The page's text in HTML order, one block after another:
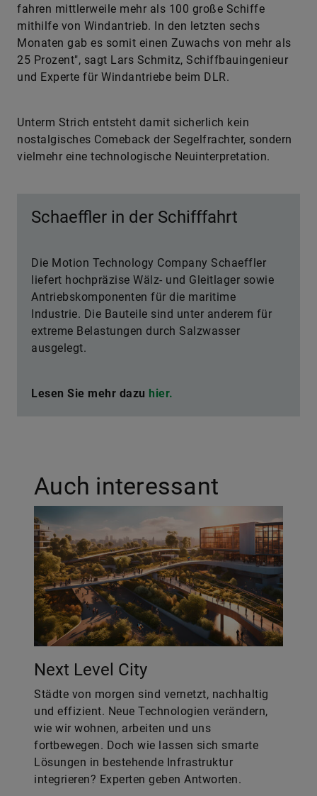
fahren mittlerweile mehr als 100 große Schiffe
mithilfe von Windantrieb. In den letzten sechs
Monaten gab es somit einen Zuwachs von mehr als
25 Prozent", sagt Lars Schmitz, Schiffbauingenieur
und Experte für Windantriebe beim DLR.
Unterm Strich entsteht damit sicherlich kein
nostalgisches Comeback der Segelfrachter, sondern
vielmehr eine technologische Neuinterpretation.
Schaeffler in der Schifffahrt
Die Motion Technology Company Schaeffler
liefert hochpräzise Wälz- und Gleitlager sowie
Antriebskomponenten für die maritime
Industrie. Die Bauteile sind unter anderem für
extreme Belastungen durch Salzwasser
ausgelegt.
Lesen Sie mehr dazu hier.
Auch interessant
Next Level City
Städte von morgen sind vernetzt, nachhaltig
und effizient. Neue Technologien verändern,
wie wir wohnen, arbeiten und uns
fortbewegen. Doch wie lassen sich smarte
Lösungen in bestehende Infrastruktur
integrieren? Experten geben Antworten.